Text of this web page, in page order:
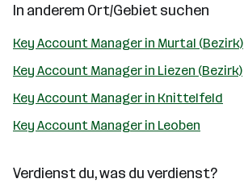
In anderem Ort/Gebiet suchen
Key Account Manager in Murtal (Bezirk)
Key Account Manager in Liezen (Bezirk)
Key Account Manager in Knittelfeld
Key Account Manager in Leoben
Verdienst du, was du verdienst?